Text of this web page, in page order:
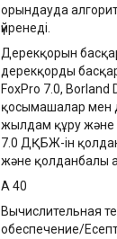
орындауда
үйренеді.
Дерекқорын
дерекқорды
FoxPro 7.0, Borland
қосымашалар мен
жылдам құру және
7.0 ДҚБЖ-ін
және қолданбалы
A 40
Вычислительная
обеспечение/